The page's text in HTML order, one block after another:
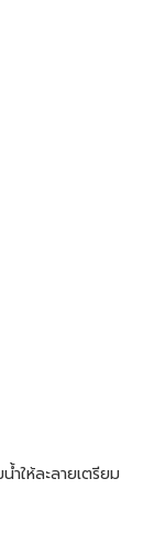
ให้ละลายเตรียม